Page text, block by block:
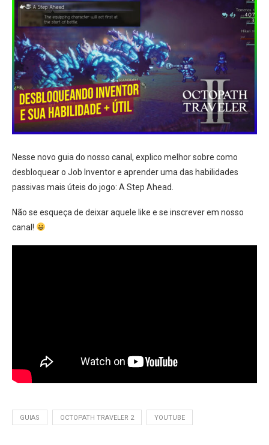
Nesse novo guia do nosso canal, explico melhor sobre como
desbloquear o Job Inventor e aprender uma das habilidades
passivas mais úteis do jogo: A Step Ahead.
Não se esqueça de deixar aquele like e se inscrever em nosso
canal!
GUIAS OCTOPATH TRAVELER 2 YOUTUBE